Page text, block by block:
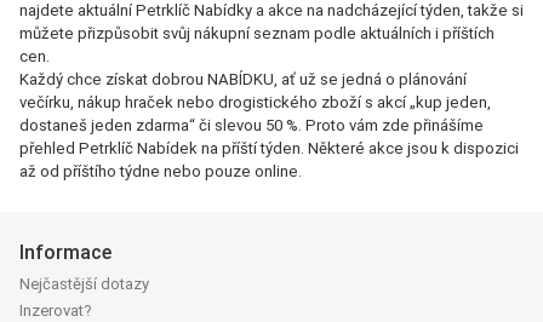
najdete aktuální Petrklíč Nabídky a akce na nadcházející týden, takže si
můžete přizpůsobit svůj nákupní seznam podle aktuálních i příštích
cen.
Každý chce získat dobrou NABÍDKU, ať už se jedná o plánování
večírku, nákup hraček nebo drogistického zboží s akcí „kup jeden,
dostaneš jeden zdarma“ či slevou 50 %. Proto vám zde přinášíme
přehled Petrklíč Nabídek na příští týden. Některé akce jsou k dispozici
až od příštího týdne nebo pouze online.
Informace
Nejčastější dotazy
Inzerovat?